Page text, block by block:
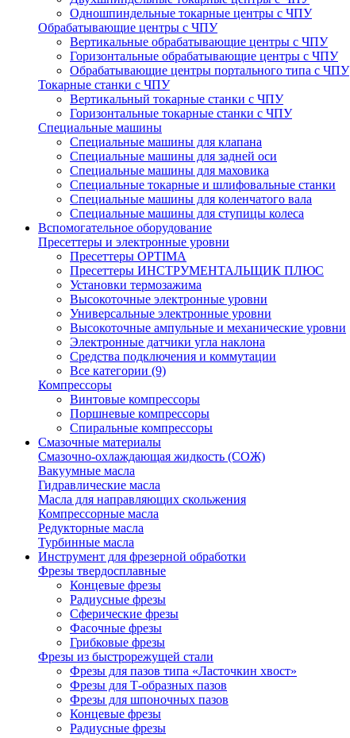
Одношпиндельные токарные центры с ЧПУ
Обрабатывающие центры с ЧПУ
Вертикальные обрабатывающие центры с ЧПУ
Горизонтальные обрабатывающие центры с ЧПУ
Обрабатывающие центры портального типа с ЧПУ
Токарные станки с ЧПУ
Вертикальный токарные станки с ЧПУ
Горизонтальные токарные станки с ЧПУ
Специальные машины
Специальные машины для клапана
Специальные машины для задней оси
Специальные машины для маховика
Специальные токарные и шлифовальные станки
Специальные машины для коленчатого вала
Специальные машины для ступицы колеса
Вспомогательное оборудование
Пресеттеры и электронные уровни
Пресеттеры OPTIMA
Пресеттеры ИНСТРУМЕНТАЛЬЩИК ПЛЮС
Установки термозажима
Высокоточные электронные уровни
Универсальные электронные уровни
Высокоточные ампульные и механические уровни
Электронные датчики угла наклона
Средства подключения и коммутации
Все категории (9)
Компрессоры
Винтовые компрессоры
Поршневые компрессоры
Спиральные компрессоры
Смазочные материалы
Смазочно-охлаждающая жидкость (СОЖ)
Вакуумные масла
Гидравлические масла
Масла для направляющих скольжения
Компрессорные масла
Редукторные масла
Турбинные масла
Инструмент для фрезерной обработки
Фрезы твердосплавные
Концевые фрезы
Радиусные фрезы
Сферические фрезы
Фасочные фрезы
Грибковые фрезы
Фрезы из быстрорежущей стали
Фрезы для пазов типа «Ласточкин хвост»
Фрезы для Т-образных пазов
Фрезы для шпоночных пазов
Концевые фрезы
Радиусные фрезы